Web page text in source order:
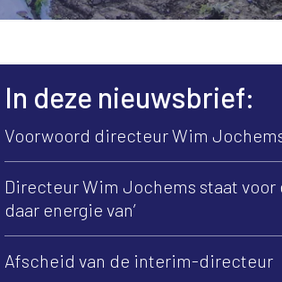
In deze nieuwsbrief:
Voorwoord directeur Wim
Directeur Wim Jochems staat voor
daar energie van’
Afscheid van de interim-directeur